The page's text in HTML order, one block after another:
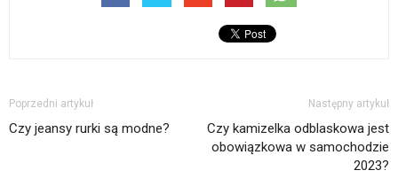
Poprzedni artykuł
Czy jeansy rurki są modne?
Następny artykuł
Czy kamizelka odblaskowa jest
obowiązkowa w samochodzie
2023?